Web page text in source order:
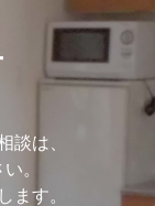
談は、
。
ます。